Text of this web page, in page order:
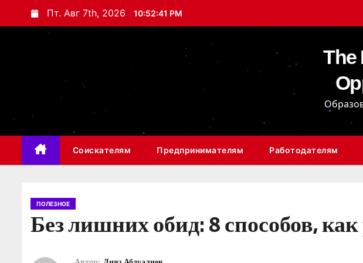
е
с
Пт. Авг 7th, 2026 10:52:42 PM
The
Соискателям Предпринимателям Работодателям
ПОЛЕЗНОЕ
Без лишних обид: 8 способов,